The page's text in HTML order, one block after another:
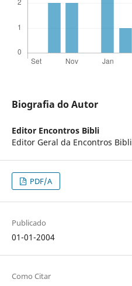
Biografia do Autor
Editor Encontros Bibli
Editor Geral da Encontros Bibli
PDF/A
Publicado
01-01-2004
Como Citar